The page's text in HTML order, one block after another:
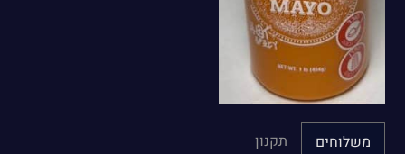
משלוחים תקנון